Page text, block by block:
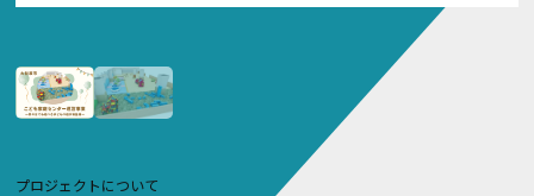
プロジェクトについて